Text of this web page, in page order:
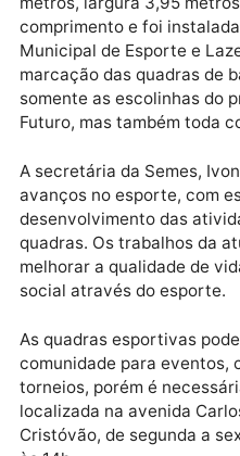
A tabela de basquete
metros, largura 3,95
Municipal de Esporte e
marcação das quadras
somente as escolinhas
Futuro, mas também
avanços no esporte,
desenvolvimento das
quadras. Os trabalhos
melhorar a qualidade de
social através do